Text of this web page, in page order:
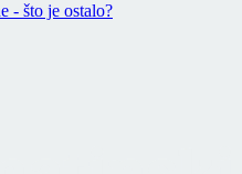
- što je ostalo?